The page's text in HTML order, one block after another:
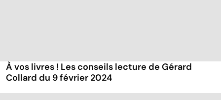
À vos livres ! Les conseils lecture de Gérard
Collard du 9 février 2024